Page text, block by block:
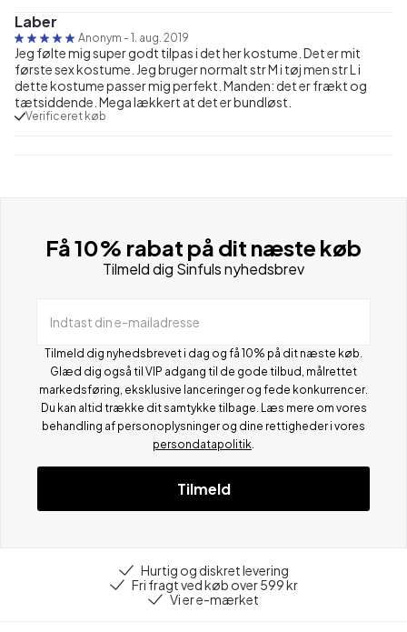
Laber
Anonym - 1. aug. 2019
Jeg følte mig super godt tilpas i det her kostume. Det er mit
første sex kostume. Jeg bruger normalt str M i tøj men str L i
dette kostume passer mig perfekt. Manden: det er frækt og
tætsiddende. Mega lækkert at det er bundløst.
Verificeret køb
Få 10% rabat på dit næste køb
Tilmeld dig Sinfuls nyhedsbrev
Indtast din e-mailadresse
Tilmeld dig nyhedsbrevet i dag og få 10% på dit næste køb.
Glæd dig også til VIP adgang til de gode tilbud, målrettet
markedsføring, eksklusive lanceringer og fede konkurrencer.
Du kan altid trække dit samtykke tilbage. Læs mere om vores
behandling af personoplysninger og dine rettigheder i vores
persondatapolitik
Tilmeld
Hurtig og diskret levering
Fri fragt ved køb over 599 kr
Vi er e-mærket